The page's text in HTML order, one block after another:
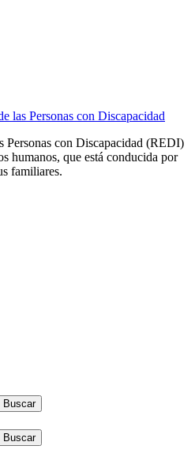
las Personas con Discapacidad
Personas con Discapacidad (REDI)
humanos, que está conducida por
familiares.